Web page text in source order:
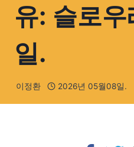
유: 슬로
일.
이정환 2026년 05월08일.